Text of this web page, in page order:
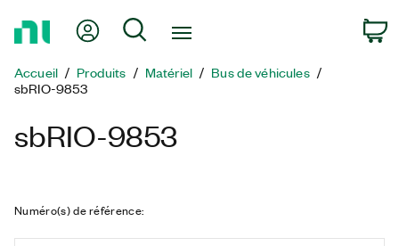
page
d’accueil
Mon compteRechercher
Accueil Produits Matériel
Bus de véhicules
sbRIO-9853
sbRIO-9853
Numéro(s) de référence: